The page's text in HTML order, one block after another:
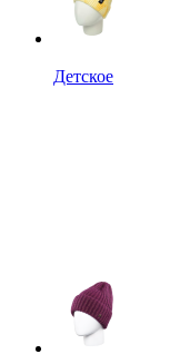
Детское